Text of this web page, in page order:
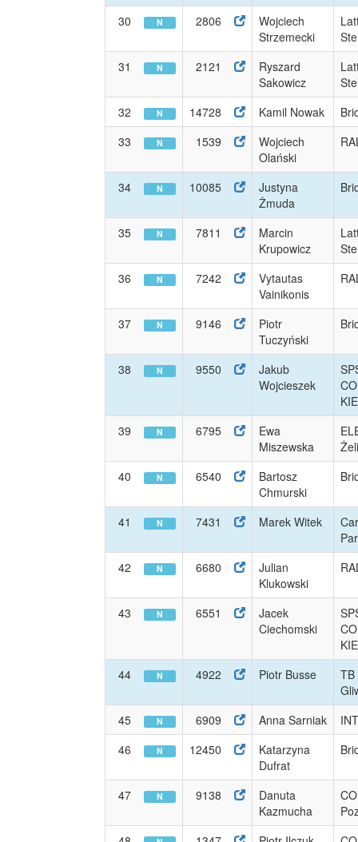
30 N 2806
Wojciech
Strzemecki
31
N 2121
Ryszard
Sakowicz
32
N 14728 Kamil Nowak
33
N 1539
Wojciech
Olański
34 N 10085
Justyna
Żmuda
35 N 7811
Marcin
Krupowicz
36
N 7242
Vytautas
Vainikonis
37 N 9146
Piotr
Tuczyński
38 N 9550
Jakub
Wojcieszek
39
N 6795
Ewa
Miszewska
40
N 6540
Bartosz
Chmurski
41 N 7431 Marek Witek
42
N 6680
Julian
Klukowski
43 N 6551
Jacek
Ciechomski
44
N 4922 Piotr Busse
TB
45
N 6909 Anna Sarniak
46
N 12450
Katarzyna
Dufrat
47 N 9138
Danuta
Kazmucha